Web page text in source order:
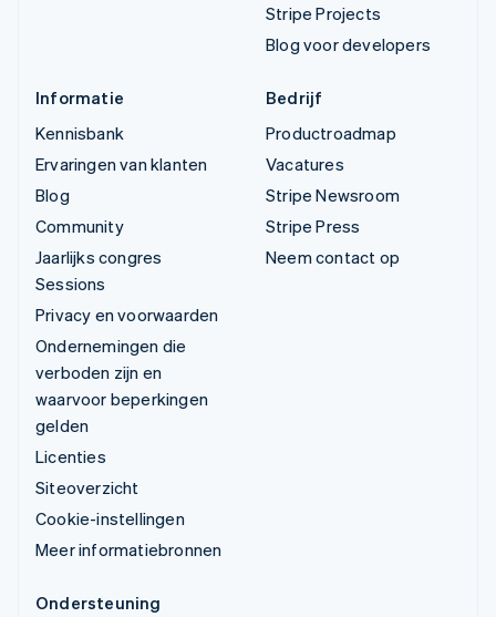
Stripe Projects
Blog voor developers
Informatie
Kennisbank
Ervaringen van klanten
Blog
Community
Jaarlijks congres
Sessions
Privacy en voorwaarden
Ondernemingen die
verboden zijn en
waarvoor beperkingen
gelden
Licenties
Siteoverzicht
Cookie-instellingen
Meer informatiebronnen
Bedrijf
Productroadmap
Vacatures
Stripe Newsroom
Stripe Press
Neem contact op
Ondersteuning